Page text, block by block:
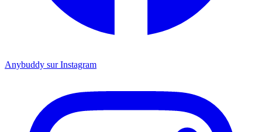
Anybuddy sur Instagram